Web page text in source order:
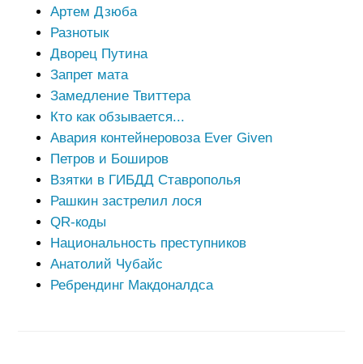
Артем Дзюба
Разнотык
Дворец Путина
Запрет мата
Замедление Твиттера
Кто как обзывается...
Авария контейнеровоза Ever Given
Петров и Боширов
Взятки в ГИБДД Ставрополья
Рашкин застрелил лося
QR-коды
Национальность преступников
Анатолий Чубайс
Ребрендинг Макдоналдса